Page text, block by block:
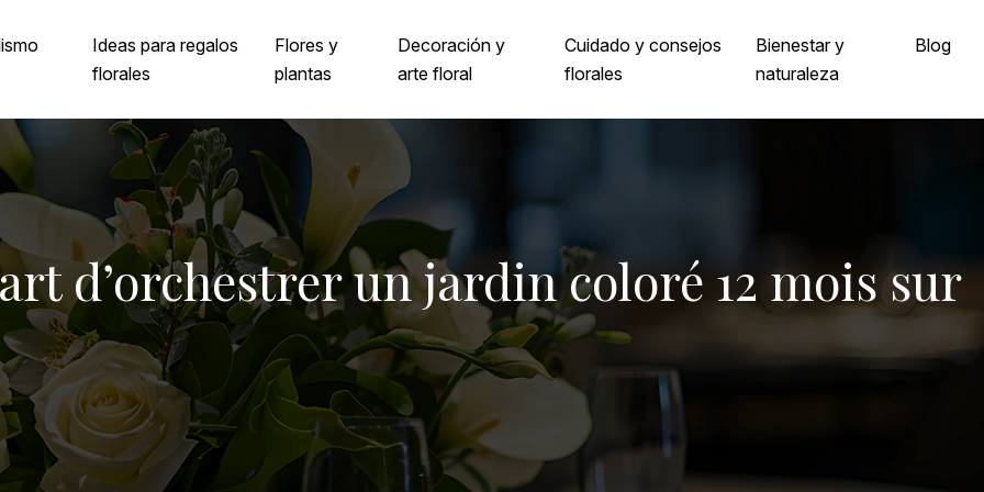
Ideas para regalos
florales
Flores y
plantas
Decoración y
arte floral
Cuidado y consejos
florales
Bienestar y
naturaleza
Blog
d’orchestrer un jardin coloré 12 mois sur